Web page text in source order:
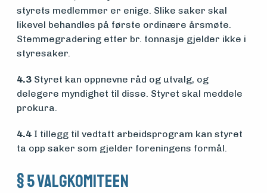
styrets medlemmer er enige. Slike saker skal
likevel behandles på første ordinære årsmøte.
Stemmegradering etter br. tonnasje gjelder ikke i
styresaker.
4.3 Styret kan oppnevne råd og utvalg, og
delegere myndighet til disse. Styret skal meddele
prokura.
4.4 I tillegg til vedtatt arbeidsprogram kan styret
ta opp saker som gjelder foreningens formål.
§ 5 Valgkomiteen